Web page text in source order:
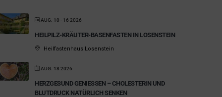
AUG. 10 - 16 2026
HEILPILZ-KRÄUTER-BASENFASTEN IN LOSENSTEIN
Heilfastenhaus Losenstein
AUG. 18 2026
HERZGESUND GENIESSEN – CHOLESTERIN UND B
LUTDRUCK NATÜRLICH SENKEN